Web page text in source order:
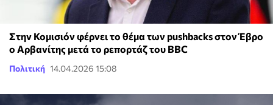
Στην Κομισιόν φέρνει το θέμα των pushbacks στον Έβρο
ο Αρβανίτης μετά το ρεπορτάζ του BBC
Πολιτική 14.04.2026 15:08